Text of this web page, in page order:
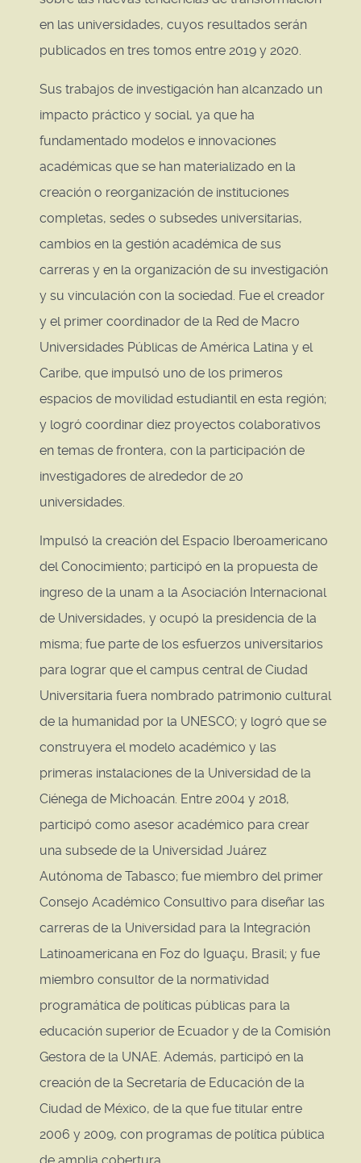
en las universidades, cuyos resultados serán
publicados en tres tomos entre 2019 y 2020.
Sus trabajos de investigación han alcanzado un
impacto práctico y social, ya que ha
fundamentado modelos e innovaciones
académicas que se han materializado en la
creación o reorganización de instituciones
completas, sedes o subsedes universitarias,
cambios en la gestión académica de sus
carreras y en la organización de su investigación
y su vinculación con la sociedad. Fue el creador
y el primer coordinador de la Red de Macro
Universidades Públicas de América Latina y el
Caribe, que impulsó uno de los primeros
espacios de movilidad estudiantil en esta región;
y logró coordinar diez proyectos colaborativos
en temas de frontera, con la participación de
investigadores de alrededor de 20
universidades.
Impulsó la creación del Espacio Iberoamericano
del Conocimiento; participó en la propuesta de
ingreso de la unam a la Asociación Internacional
de Universidades, y ocupó la presidencia de la
misma; fue parte de los esfuerzos universitarios
para lograr que el campus central de Ciudad
Universitaria fuera nombrado patrimonio cultural
de la humanidad por la UNESCO; y logró que se
construyera el modelo académico y las
primeras instalaciones de la Universidad de la
Ciénega de Michoacán. Entre 2004 y 2018,
participó como asesor académico para crear
una subsede de la Universidad Juárez
Autónoma de Tabasco; fue miembro del primer
Consejo Académico Consultivo para diseñar las
carreras de la Universidad para la Integración
Latinoamericana en Foz do Iguaçu, Brasil; y fue
miembro consultor de la normatividad
programática de políticas públicas para la
educación superior de Ecuador y de la Comisión
Gestora de la UNAE. Además, participó en la
creación de la Secretaría de Educación de la
Ciudad de México, de la que fue titular entre
2006 y 2009, con programas de política pública
de amplia cobertura.